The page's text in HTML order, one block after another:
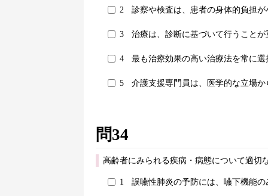
2 診察や検査は、患者の身体的負担
3 治療は、診断に基づいて行うこと
4 最も治療効果の高い治療法を常に選
5 介護支援専門員は、医学的な立場
問34
高齢者にみられる疾病・病態について適切
1 誤嚥性肺炎の予防には、嚥下機能